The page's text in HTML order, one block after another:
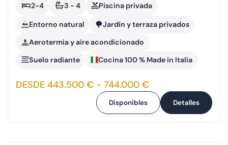
2-4 3 - 4 Piscina privada
Entorno natural
Jardín y terraza privados
Aerotermia y aire acondicionado
Suelo radiante
Cocina 100 % Made in Italia
DESDE 443.500 € - 744.000 €
Disponibles Detalles